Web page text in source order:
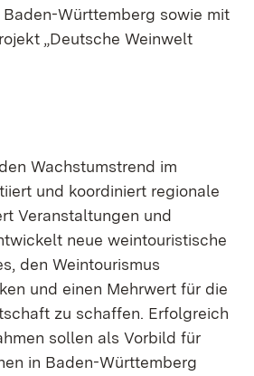
Württemberg sowie mit
„Deutsche Weinwelt
Wachstumstrend im
und koordiniert regionale
Veranstaltungen und
neue weintouristische
den Weintourismus
und einen Mehrwert für die
zu schaffen. Erfolgreich
sollen als Vorbild für
in Baden-Württemberg